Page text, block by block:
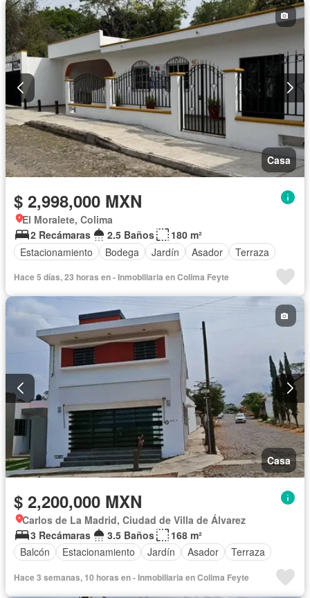
Casa
$ 2,998,000 MXN
El Moralete, Colima
2 Recámaras
2.5 Baños
180 m²
Estacionamiento
Bodega Jardín Asador Terraza
Hace 5 días, 23 horas en - Inmobiliaria en Colima Feyte
Casa
$ 2,200,000 MXN
Carlos de La Madrid, Ciudad de Villa de Álvarez
3 Recámaras
3.5 Baños
168 m²
Balcón
Estacionamiento Jardín Asador Terraza
Hace 3 semanas, 10 horas en - Inmobiliaria en Colima Feyte